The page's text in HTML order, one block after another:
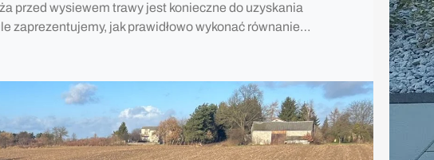
przed wysiewem trawy jest konieczne do uzyskania
zaprezentujemy, jak prawidłowo wykonać równanie…